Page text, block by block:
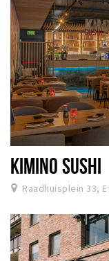
KIMINO SUSHI
Raadhuisplein 33,